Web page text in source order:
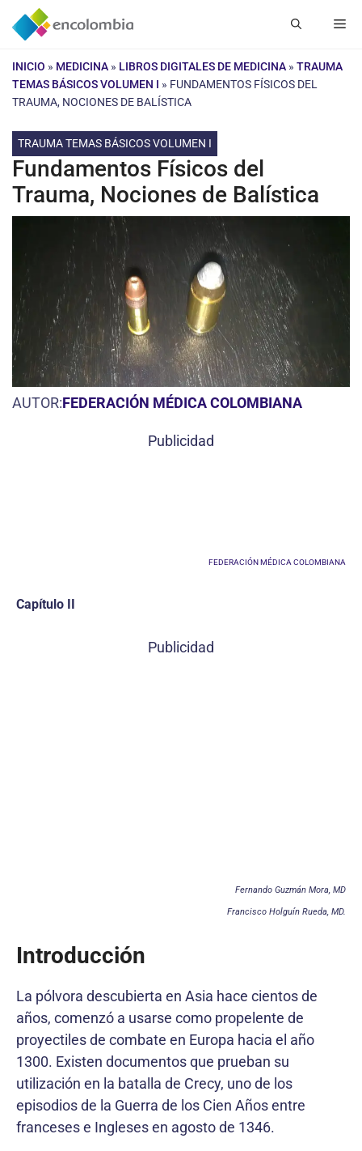
Saltar
INICIO » MEDICINA » LIBROS DIGITALES DE MEDICINA » TRAUMA
TEMAS BÁSICOS VOLUMEN I » FUNDAMENTOS FÍSICOS DEL
TRAUMA, NOCIONES DE BALÍSTICA
TRAUMA TEMAS BÁSICOS VOLUMEN I
Fundamentos Físicos del
Trauma, Nociones de Balística
AUTOR:FEDERACIÓN MÉDICA COLOMBIANA
Publicidad
FEDERACIÓN MÉDICA COLOMBIANA
Capítulo II
Publicidad
Fernando Guzmán Mora, MD
Francisco Holguín Rueda, MD.
Introducción
La pólvora descubierta en Asia hace cientos de
años, comenzó a usarse como propelente de
proyectiles de combate en Europa hacia el año
1300. Existen documentos que prueban su
utilización en la batalla de Crecy, uno de los
episodios de la Guerra de los Cien Años entre
franceses e Ingleses en agosto de 1346.